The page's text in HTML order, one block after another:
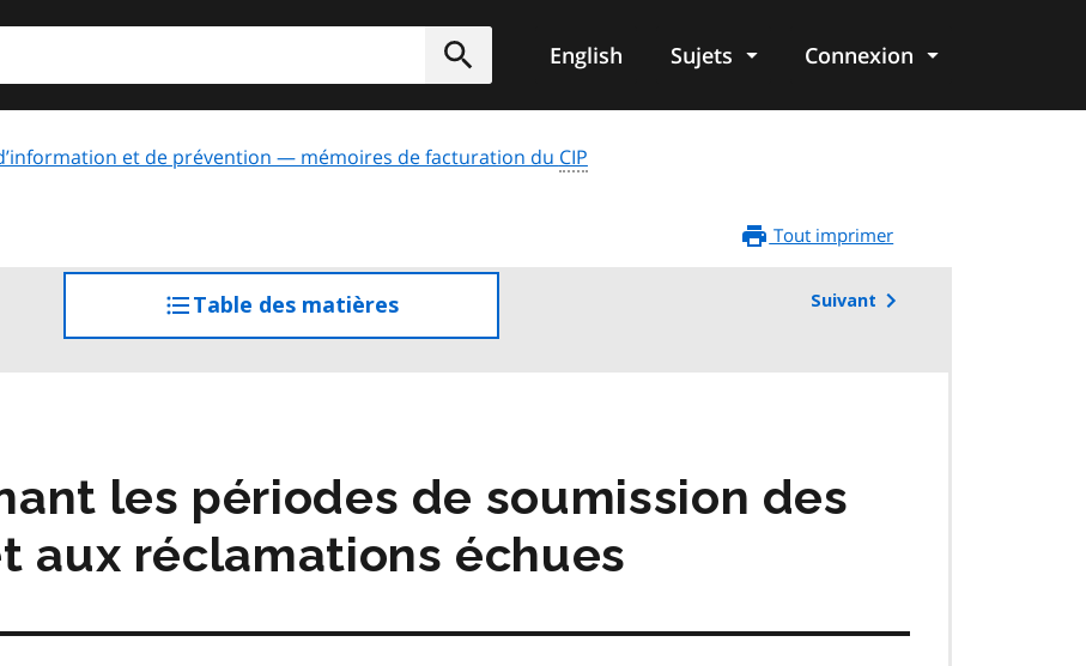
Soumettre
English Sujets Connexion
et de prévention — mémoires de facturation du CIP
Tout imprimer
Table des matièresaccéder
à
Suivant
les périodes de soumission des
aux réclamations échues